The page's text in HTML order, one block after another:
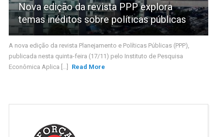
Nova edição da revista PPP explora
temas inéditos sobre políticas públicas
A nova edição da revista Planejamento e Políticas Públicas (PPP),
publicada nesta quinta-feira (17/11) pelo Instituto de Pesquisa
Econômica Aplica [...]
Read More